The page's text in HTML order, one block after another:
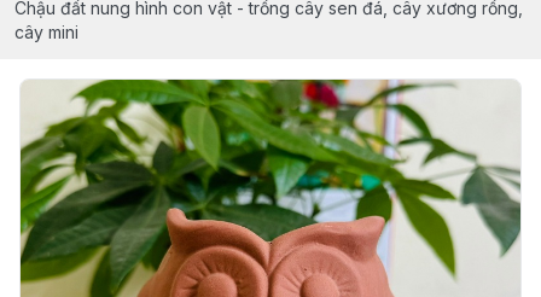
Chậu đất nung hình con vật - trồng cây sen đá, cây xương rồng,
cây mini